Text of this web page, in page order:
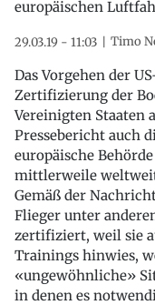
europäischen
29.03.19 - 11:03 Timo
Das Vorgehen der
Zertifizierung der
Vereinigten Staaten
Pressebericht auch
europäische
mittlerweile
Gemäß der
Flieger unter
zertifiziert, weil sie
Trainings hinwies,
«ungewöhnliche»
in denen es